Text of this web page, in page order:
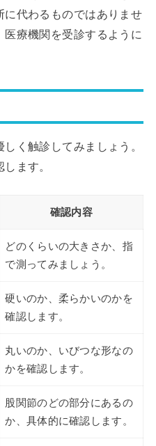
代わるものではありませ
療機関を受診するように
く触診してみましょう。
ます。
確認内容
どのくらいの大きさか、指
で測ってみましょう。
硬いのか、柔らかいのかを
確認します。
丸いのか、いびつな形なの
かを確認します。
股関節のどの部分にあるの
か、具体的に確認します。